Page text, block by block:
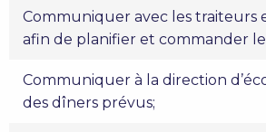
Communiquer avec les traiteurs
afin de planifier et commander
Communiquer à la direction
des dîners prévus;